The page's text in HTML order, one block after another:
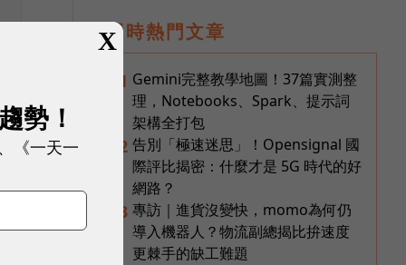
即時熱門文章
1 Gemini完整教學地圖！37篇實測整
理，Notebooks、Spark、提示詞
架構全打包
2 告別「極速迷思」！Opensignal 國
際評比揭密：什麼才是 5G 時代的好
網路？
3 專訪｜進貨沒變快，momo為何仍
導入機器人？物流副總揭比拚速度
更棘手的缺工難題
X
勢！
《一天一